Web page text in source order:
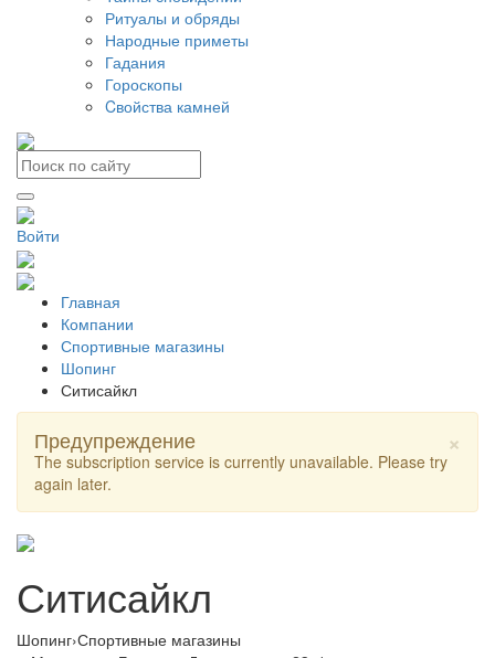
Ритуалы и обряды
Народные приметы
Гадания
Гороскопы
Cвойства камней
Войти
Главная
Компании
Спортивные магазины
Шопинг
Ситисайкл
×
Предупреждение
The subscription service is currently unavailable. Please try
again later.
Ситисайкл
Шопинг›Спортивные магазины